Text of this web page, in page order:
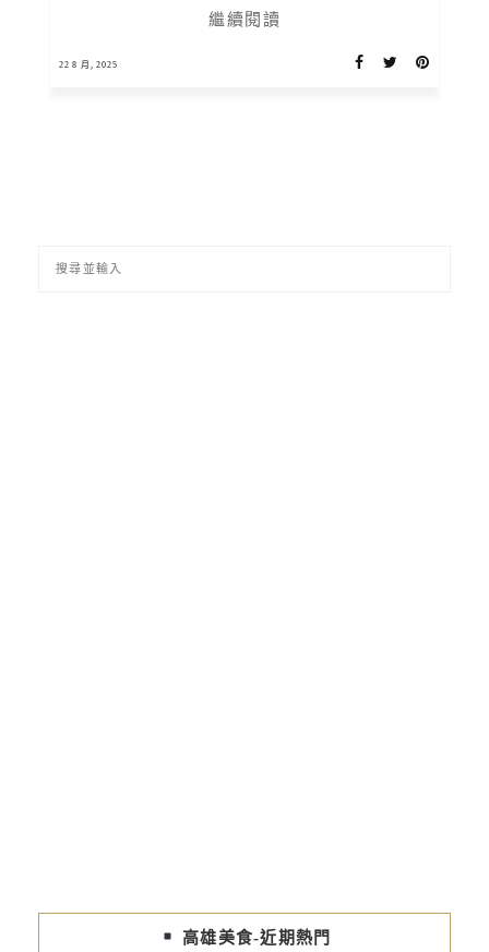
繼續閱讀
22 8 月, 2025
高雄美食-近期熱門